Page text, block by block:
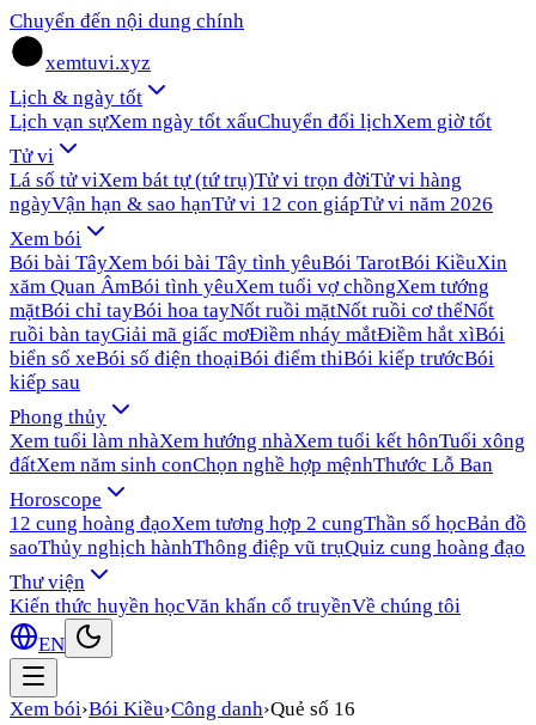
Chuyển đến nội dung chính
xemtuvi.xyz
Lịch & ngày tốt
Lịch vạn sựXem ngày tốt xấuChuyển đổi lịchXem giờ tốt
Tử vi
Lá số tử viXem bát tự (tứ trụ)Tử vi trọn đờiTử vi hàng
ngàyVận hạn & sao hạnTử vi 12 con giápTử vi năm 2026
Xem bói
Bói bài TâyXem bói bài Tây tình yêuBói TarotBói KiềuXin
xăm Quan ÂmBói tình yêuXem tuổi vợ chồngXem tướng
mặtBói chỉ tayBói hoa tayNốt ruồi mặtNốt ruồi cơ thểNốt
ruồi bàn tayGiải mã giấc mơĐiềm nháy mắtĐiềm hắt xìBói
biển số xeBói số điện thoạiBói điểm thiBói kiếp trướcBói
kiếp sau
Phong thủy
Xem tuổi làm nhàXem hướng nhàXem tuổi kết hônTuổi xông
đấtXem năm sinh conChọn nghề hợp mệnhThước Lỗ Ban
Horoscope
12 cung hoàng đạoXem tương hợp 2 cungThần số họcBản đồ
saoThủy nghịch hànhThông điệp vũ trụQuiz cung hoàng đạo
Thư viện
Kiến thức huyền họcVăn khấn cổ truyềnVề chúng tôi
EN
Xem bói›Bói Kiều›Công danh›Quẻ số 16